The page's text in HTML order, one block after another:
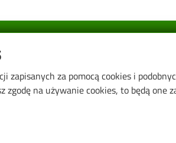
zapisanych za pomocą cookies i
na używanie cookies, to będą one
Wydział